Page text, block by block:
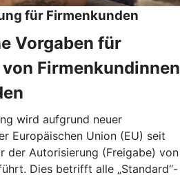
für Firmenkunden
Vorgaben für
Firmenkundinnen
wird aufgrund neuer
Europäischen Union (EU) seit
der Autorisierung (Freigabe) von
Dies betrifft alle „Standard“-